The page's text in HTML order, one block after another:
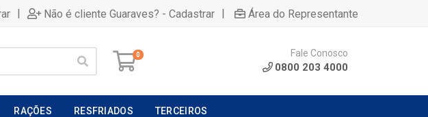
| Não é cliente Guaraves? - Cadastrar | Área do Representante
0 Fale Conosco
0800 203 4000
RAÇÕES RESFRIADOS TERCEIROS